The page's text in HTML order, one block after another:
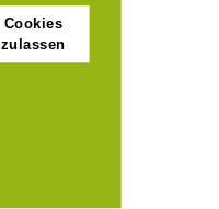
Cookies
zulassen